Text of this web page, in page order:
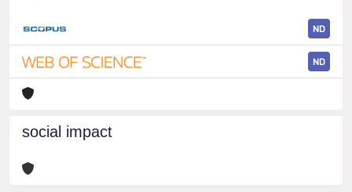
ND
ND
social impact